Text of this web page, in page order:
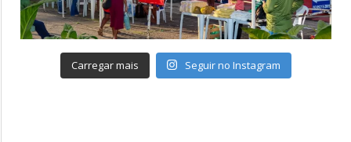
Carregar mais Seguir no Instagram